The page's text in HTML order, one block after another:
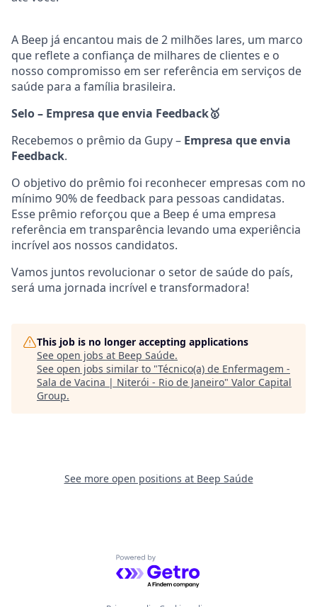
A Beep já encantou mais de 2 milhões lares, um marco
que reflete a confiança de milhares de clientes e o
nosso compromisso em ser referência em serviços de
saúde para a família brasileira.
Selo – Empresa que envia Feedback🥇
Recebemos o prêmio da Gupy – Empresa que envia
Feedback.
O objetivo do prêmio foi reconhecer empresas com no
mínimo 90% de feedback para pessoas candidatas.
Esse prêmio reforçou que a Beep é uma empresa
referência em transparência levando uma experiência
incrível aos nossos candidatos.
Vamos juntos revolucionar o setor de saúde do país,
será uma jornada incrível e transformadora!
This job is no longer accepting applications
See open jobs at Beep Saúde.
See open jobs similar to "Técnico(a) de Enfermagem -
Sala de Vacina | Niterói - Rio de Janeiro" Valor Capital
Group.
See more open positions at Beep Saúde
Powered by Getro.com